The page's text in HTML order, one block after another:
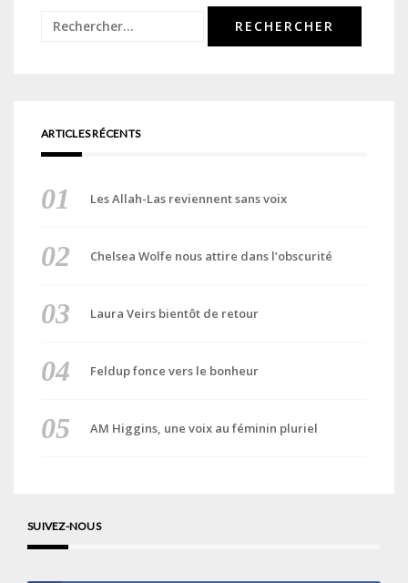
Rechercher :
ARTICLES RÉCENTS
Les Allah-Las reviennent sans voix
Chelsea Wolfe nous attire dans l’obscurité
Laura Veirs bientôt de retour
Feldup fonce vers le bonheur
AM Higgins, une voix au féminin pluriel
SUIVEZ-NOUS